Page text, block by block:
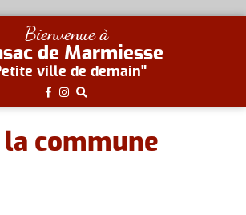
Bienvenue à
de Marmiesse
ville de demain"
la commune